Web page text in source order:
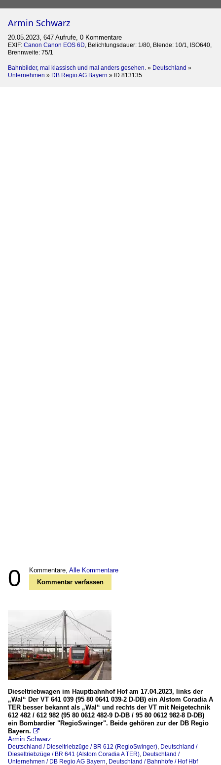
Armin Schwarz
20.05.2023, 647 Aufrufe, 0 Kommentare
EXIF: Canon Canon EOS 6D , Belichtungsdauer: 1/80, Blende: 10/1, ISO640,
Brennweite: 75/1
Bahnbilder, mal klassisch und mal anders gesehen. » Deutschland »
Unternehmen » DB Regio AG Bayern » ID 813135
0 Kommentare, Alle Kommentare
Kommentar verfassen
Dieseltriebwagen im Hauptbahnhof Hof am 17.04.2023, links der
„Wal“ Der VT 641 039 (95 80 0641 039-2 D-DB) ein Alstom Coradia A
TER besser bekannt als „Wal“ und rechts der VT mit Neigetechnik
612 482 / 612 982 (95 80 0612 482-9 D-DB / 95 80 0612 982-8 D-DB)
ein Bombardier "RegioSwinger". Beide gehören zur der DB Regio
Bayern. 
Armin Schwarz
Deutschland / Dieseltriebzüge / BR 612 (RegioSwinger) Deutschland /
Dieseltriebzüge / BR 641 (Alstom Coradia A TER) Deutschland /
Unternehmen / DB Regio AG Bayern Deutschland / Bahnhöfe / Hof Hbf